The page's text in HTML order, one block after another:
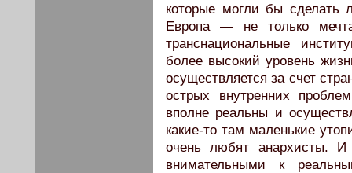
которые могли бы сделать
Европа — не только
транснациональные
более высокий уровень
осуществляется за счет
острых внутренних
вполне реальны и
какие-то там маленькие
очень любят анархисты.
внимательными к